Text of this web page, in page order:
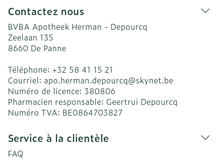
Contactez nous
BVBA Apotheek Herman - Depourcq
Zeelaan 135
8660 De Panne
Téléphone: +32 58 41 15 21
Courriel: apo.herman.depourcq@skynet.be
Numéro de licence: 380806
Pharmacien responsable: Geertrui Depourcq
Numéro TVA: BE0864703827
Service à la clientèle
FAQ